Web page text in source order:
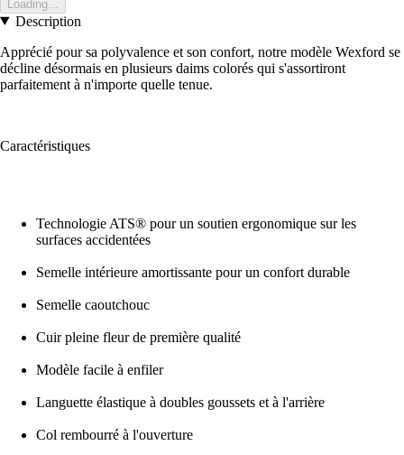
Loading...
Description
Apprécié pour sa polyvalence et son confort, notre modèle Wexford se
décline désormais en plusieurs daims colorés qui s'assortiront
parfaitement à n'importe quelle tenue.
Caractéristiques
Technologie ATS® pour un soutien ergonomique sur les
surfaces accidentées
Semelle intérieure amortissante pour un confort durable
Semelle caoutchouc
Cuir pleine fleur de première qualité
Modèle facile à enfiler
Languette élastique à doubles goussets et à l'arrière
Col rembourré à l'ouverture